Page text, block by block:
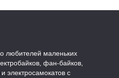
любителей маленьких
фан-байков,
электросамокатов с